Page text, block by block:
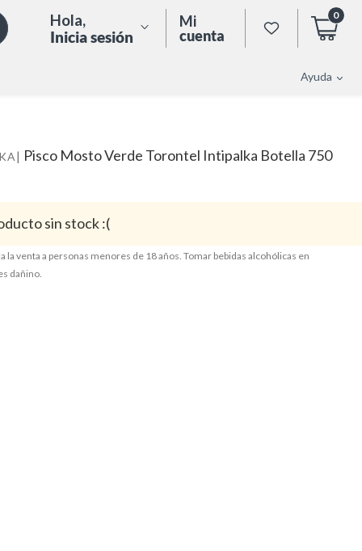
Hola,
Inicia sesión
Mi
cuenta
0
Ayuda
| Pisco Mosto Verde Torontel Intipalka Botella 750
sin stock :(
la venta a personas menores de 18 años. Tomar bebidas alcohólicas en
dañino.